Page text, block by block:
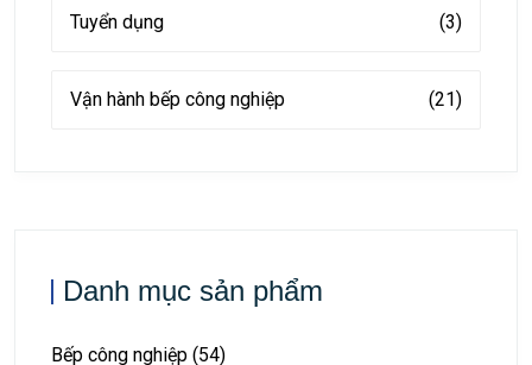
Tuyển dụng (3)
Vận hành bếp công nghiệp (21)
Danh mục sản phẩm
Bếp công nghiệp (54)